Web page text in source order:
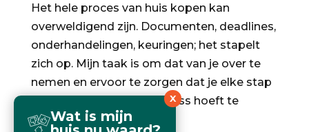
Het hele proces van huis kopen kan
overweldigend zijn. Documenten, deadlines,
onderhandelingen, keuringen; het stapelt
zich op. Mijn taak is om dat van je over te
nemen en ervoor te zorgen dat je elke stap
begrijpt maar niet alle stress hoeft te
dragen.Wat is mijn
X